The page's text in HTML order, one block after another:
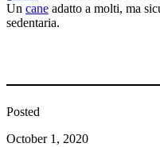
Un cane adatto a molti, ma
sedentaria.
Posted
October 1, 2020